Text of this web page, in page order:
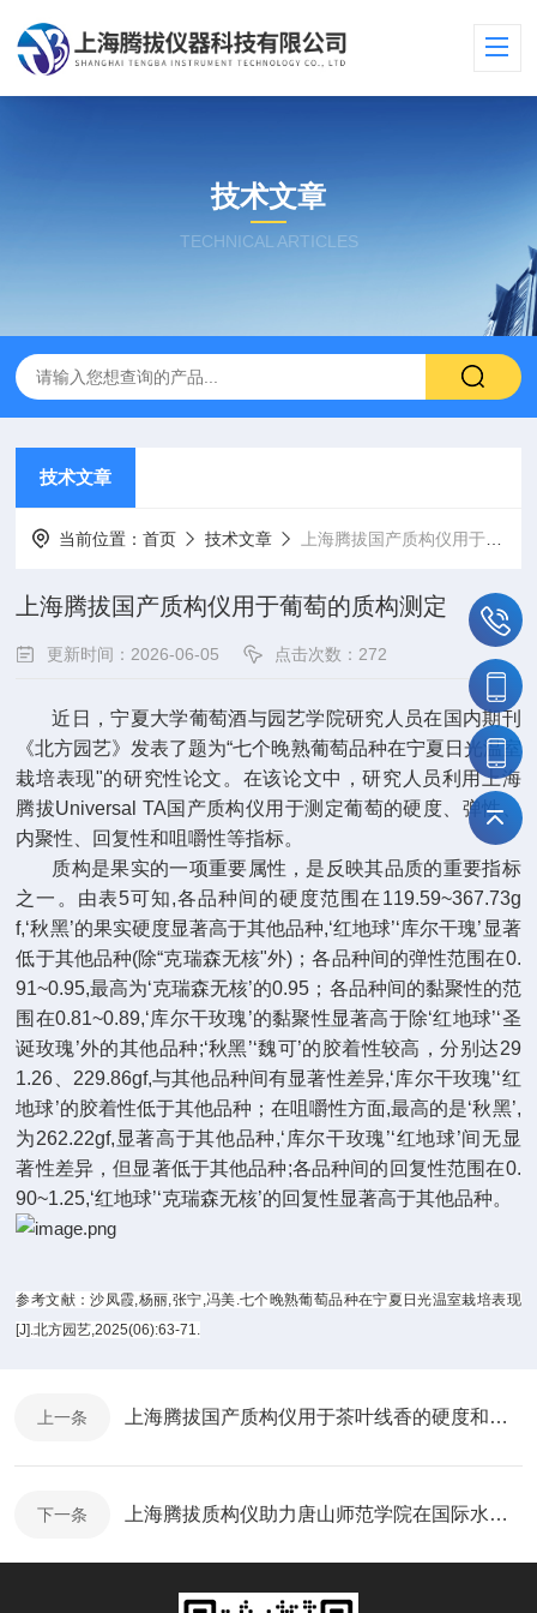
技术文章
TECHNICAL ARTICLES
技术文章
当前位置：首页 技术文章 上海腾拔国产质构仪用于葡萄的质构测定
上海腾拔国产质构仪用于葡萄的质构测定
更新时间：2026-06-05 点击次数：272
近日，宁夏大学葡萄酒与园艺学院研究人员在国内期刊
《北方园艺》发表了题为“七个晚熟葡萄品种在宁夏日光温室
栽培表现"的研究性论文。在该论文中，研究人员利用上海
腾拔Universal TA国产质构仪用于测定葡萄的硬度、弹性、
内聚性、回复性和咀嚼性等指标。
质构是果实的一项重要属性，是反映其品质的重要指标
之一。由表5可知,各品种间的硬度范围在119.59~367.73g
f,‘秋黑’的果实硬度显著高于其他品种,‘红地球’‘库尔干瑰’显著
低于其他品种(除“克瑞森无核"外)；各品种间的弹性范围在0.
91~0.95,最高为‘克瑞森无核’的0.95；各品种间的黏聚性的范
围在0.81~0.89,‘库尔干玫瑰’的黏聚性显著高于除‘红地球’‘圣
诞玫瑰’外的其他品种;‘秋黑’‘魏可’的胶着性较高，分别达29
1.26、229.86gf,与其他品种间有显著性差异,‘库尔干玫瑰’‘红
地球’的胶着性低于其他品种；在咀嚼性方面,最高的是‘秋黑’,
为262.22gf,显著高于其他品种,‘库尔干玫瑰’‘红地球’间无显
著性差异，但显著低于其他品种;各品种间的回复性范围在0.
90~1.25,‘红地球’‘克瑞森无核’的回复性显著高于其他品种。
参考文献：沙凤霞,杨丽,张宁,冯美.七个晚熟葡萄品种在宁夏日光温室栽培表现
[J].北方园艺,2025(06):63-71.
上一条 上海腾拔国产质构仪用于茶叶线香的硬度和破裂功测定
下一条 上海腾拔质构仪助力唐山师范学院在国际水产期刊发表关于河豚的国际期刊论文